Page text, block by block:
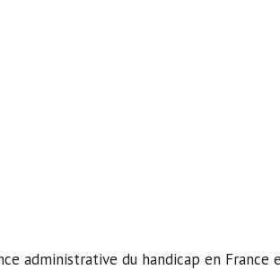
administrative du handicap en